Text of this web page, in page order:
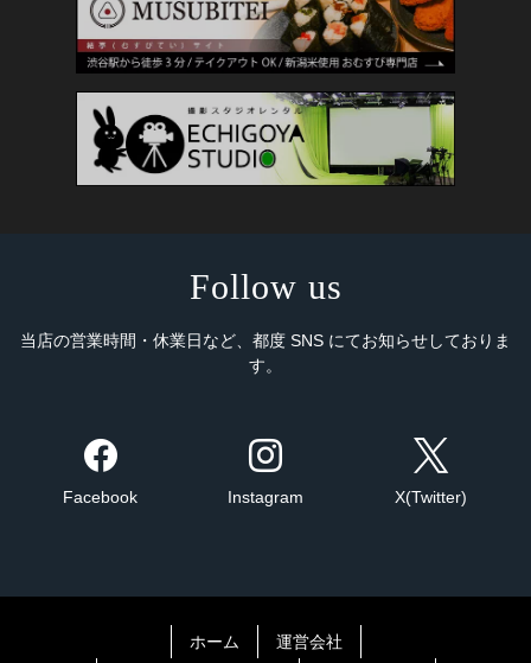
Follow us
当店の営業時間・休業日など、都度 SNS にてお知らせしておりま
す。
Facebook Instagram X(Twitter)
ホーム 運営会社